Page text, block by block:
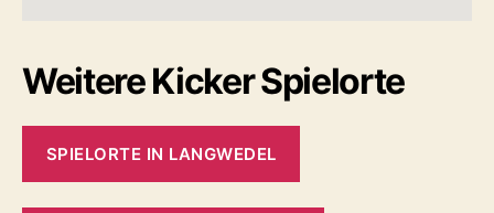
Weitere Kicker Spielorte
SPIELORTE IN LANGWEDEL